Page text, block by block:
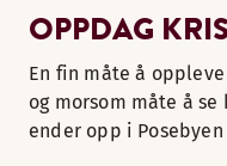
OPPDAG
En fin måte å
og morsom måte å
ender opp i